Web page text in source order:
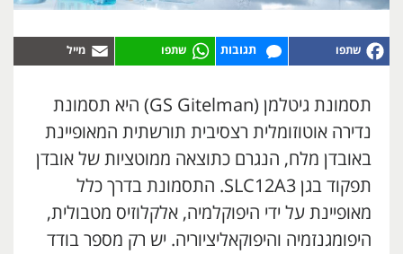
תגובות
תסמונת גיטלמן (GS Gitelman) היא תסמונת
נדירה אוטוזומלית רצסיבית תורשתית המאופיינת
באובדן מלח, הנגרם כתוצאה ממוטציות של אובדן
תפקוד בגן SLC12A3. התסמונת בדרך כלל
מאופיינת על ידי היפוקלמיה, אלקלוזיס מטבולית,
היפומגנזמיה והיפוקאליציוריה. יש רק מספר בודד